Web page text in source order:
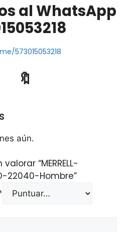
al WhatsApp
573015053218
🔖
aún.
“MERRELL-
22040-Hombre”